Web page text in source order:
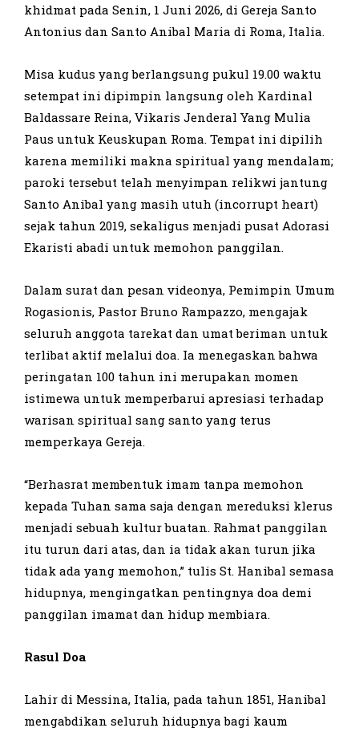
khidmat pada Senin, 1 Juni 2026, di Gereja Santo
Antonius dan Santo Anibal Maria di Roma, Italia.
Misa kudus yang berlangsung pukul 19.00 waktu
setempat ini dipimpin langsung oleh Kardinal
Baldassare Reina, Vikaris Jenderal Yang Mulia
Paus untuk Keuskupan Roma. Tempat ini dipilih
karena memiliki makna spiritual yang mendalam;
paroki tersebut telah menyimpan relikwi jantung
Santo Anibal yang masih utuh (incorrupt heart)
sejak tahun 2019, sekaligus menjadi pusat Adorasi
Ekaristi abadi untuk memohon panggilan.
Dalam surat dan pesan videonya, Pemimpin Umum
Rogasionis, Pastor Bruno Rampazzo, mengajak
seluruh anggota tarekat dan umat beriman untuk
terlibat aktif melalui doa. Ia menegaskan bahwa
peringatan 100 tahun ini merupakan momen
istimewa untuk memperbarui apresiasi terhadap
warisan spiritual sang santo yang terus
memperkaya Gereja.
“Berhasrat membentuk imam tanpa memohon
kepada Tuhan sama saja dengan mereduksi klerus
menjadi sebuah kultur buatan. Rahmat panggilan
itu turun dari atas, dan ia tidak akan turun jika
tidak ada yang memohon,” tulis St. Hanibal semasa
hidupnya, mengingatkan pentingnya doa demi
panggilan imamat dan hidup membiara.
Rasul Doa
Lahir di Messina, Italia, pada tahun 1851, Hanibal
mengabdikan seluruh hidupnya bagi kaum